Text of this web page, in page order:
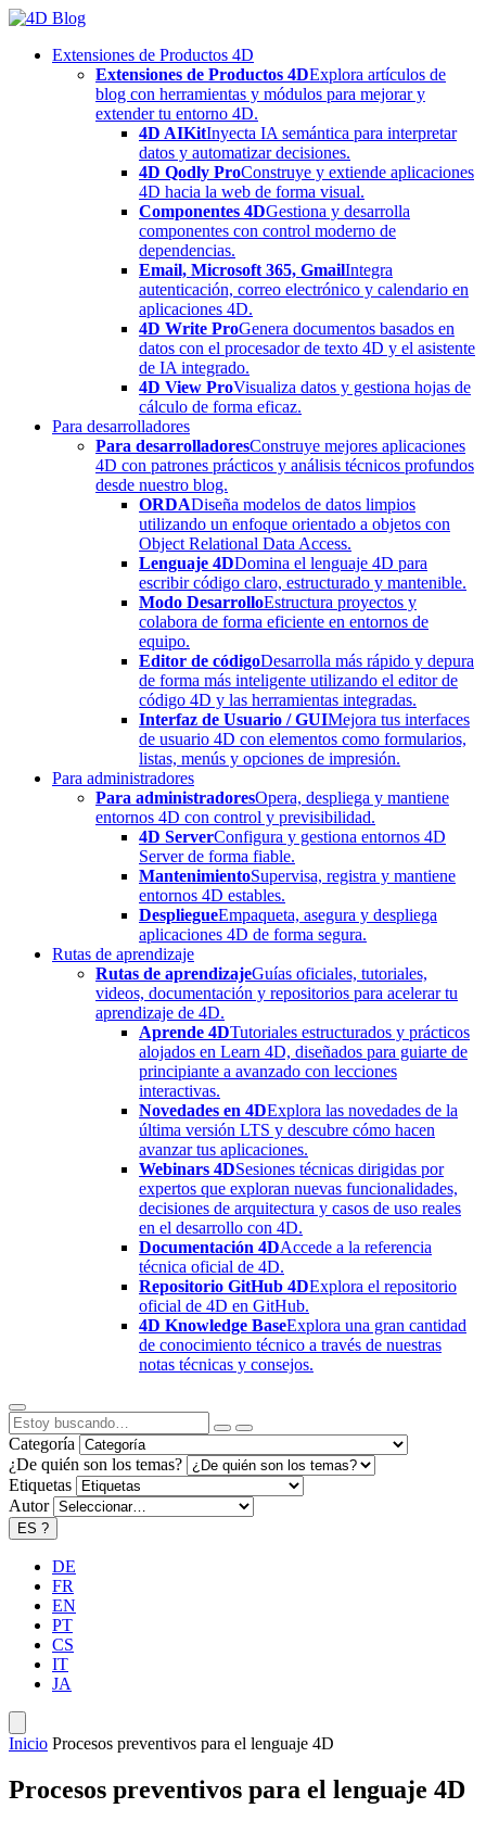
Skip
contentExtensiones de Productos 4D
Extensiones de Productos 4DExplora artículos de
blog con herramientas y módulos para mejorar y
extender tu entorno 4D.
4D AIKitInyecta IA semántica para interpretar
datos y automatizar decisiones.
4D Qodly ProConstruye y extiende aplicaciones
4D hacia la web de forma visual.
Componentes 4DGestiona y desarrolla
componentes con control moderno de
dependencias.
Email, Microsoft 365, GmailIntegra
autenticación, correo electrónico y calendario en
aplicaciones 4D.
4D Write ProGenera documentos basados en
datos con el procesador de texto 4D y el asistente
de IA integrado.
4D View ProVisualiza datos y gestiona hojas de
cálculo de forma eficaz.
Para desarrolladores
Para desarrolladoresConstruye mejores aplicaciones
4D con patrones prácticos y análisis técnicos profundos
desde nuestro blog.
ORDADiseña modelos de datos limpios
utilizando un enfoque orientado a objetos con
Object Relational Data Access.
Lenguaje 4DDomina el lenguaje 4D para
escribir código claro, estructurado y mantenible.
Modo DesarrolloEstructura proyectos y
colabora de forma eficiente en entornos de
equipo.
Editor de códigoDesarrolla más rápido y depura
de forma más inteligente utilizando el editor de
código 4D y las herramientas integradas.
Interfaz de Usuario / GUIMejora tus interfaces
de usuario 4D con elementos como formularios,
listas, menús y opciones de impresión.
Para administradores
Para administradoresOpera, despliega y mantiene
entornos 4D con control y previsibilidad.
4D ServerConfigura y gestiona entornos 4D
Server de forma fiable.
MantenimientoSupervisa, registra y mantiene
entornos 4D estables.
DespliegueEmpaqueta, asegura y despliega
aplicaciones 4D de forma segura.
Rutas de aprendizaje
Rutas de aprendizajeGuías oficiales, tutoriales,
videos, documentación y repositorios para acelerar tu
aprendizaje de 4D.
Aprende 4DTutoriales estructurados y prácticos
alojados en Learn 4D, diseñados para guiarte de
principiante a avanzado con lecciones
interactivas.
Novedades en 4DExplora las novedades de la
última versión LTS y descubre cómo hacen
avanzar tus aplicaciones.
Webinars 4DSesiones técnicas dirigidas por
expertos que exploran nuevas funcionalidades,
decisiones de arquitectura y casos de uso reales
en el desarrollo con 4D.
Documentación 4DAccede a la referencia
técnica oficial de 4D.
Repositorio GitHub 4DExplora el repositorio
oficial de 4D en GitHub.
4D Knowledge BaseExplora una gran cantidad
de conocimiento técnico a través de nuestras
notas técnicas y consejos.
Categoría
¿De quién son los temas?
Etiquetas
Autor
ES ?
DE
FR
EN
PT
CS
IT
JA
Inicio Procesos preventivos para el lenguaje 4D
Procesos preventivos para el lenguaje 4D